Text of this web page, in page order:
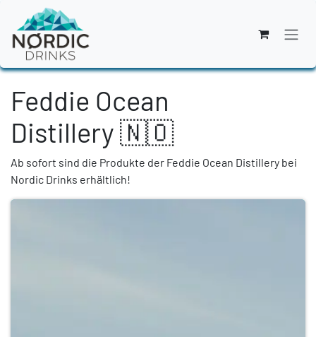
Zum Inhalt springen
Feddie Ocean
Distillery 🇳🇴
Ab sofort sind die Produkte der Feddie Ocean Distillery bei
Nordic Drinks erhältlich!